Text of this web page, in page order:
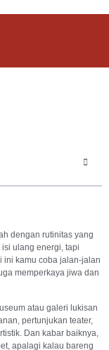
dengan rutinitas yang
ulang energi, tapi
ini kamu coba jalan-jalan
memperkaya jiwa dan
atau galeri lukisan
pertunjukan teater,
Dan kabar baiknya,
apalagi kalau bareng